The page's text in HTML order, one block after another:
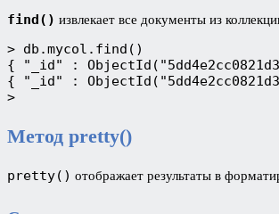
find() извлекает все документы из
> db.mycol.find()
{ "_id" :
{ "_id" :
>
Метод pretty()
pretty() отображает результаты в